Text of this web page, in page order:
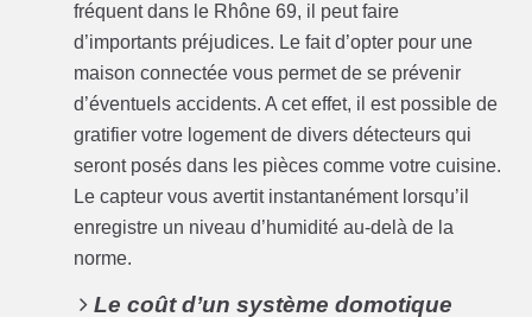
fréquent dans le Rhône 69, il peut faire
d’importants préjudices. Le fait d’opter pour une
maison connectée vous permet de se prévenir
d’éventuels accidents. A cet effet, il est possible de
gratifier votre logement de divers détecteurs qui
seront posés dans les pièces comme votre cuisine.
Le capteur vous avertit instantanément lorsqu’il
enregistre un niveau d’humidité au-delà de la
norme.
Le coût d’un système domotique